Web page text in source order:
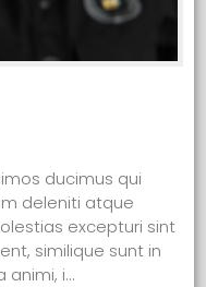
ducimus qui
deleniti atque
excepturi sint
similique sunt in
i...